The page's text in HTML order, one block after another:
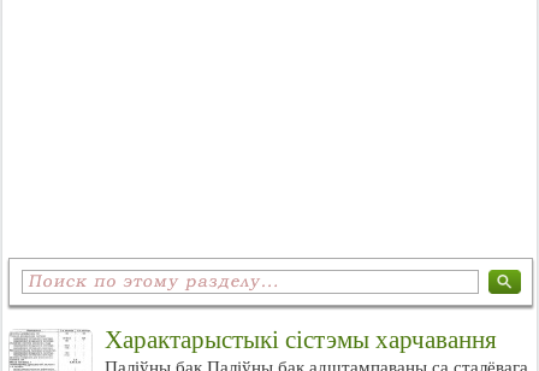
Характарыстыкі сістэмы харчавання